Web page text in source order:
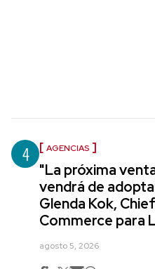
4 AGENCIAS
"La próxima
vendrá de
Glenda Kok,
Commerce para
agosto 5, 2026